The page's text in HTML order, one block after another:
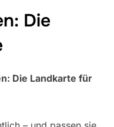
Die
Die Landkarte für